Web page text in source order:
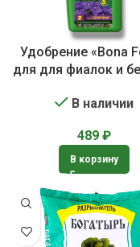
Удобрение «Bona
для для фиалок и
В наличии
489 ₽
В корзину